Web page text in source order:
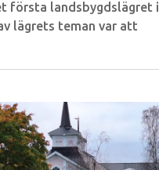
första landsbygdslägret i
lägrets teman var att